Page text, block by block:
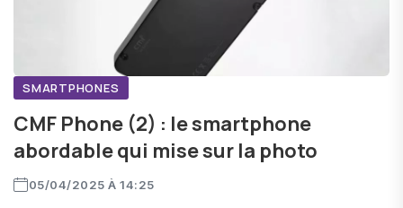
SMARTPHONES
CMF Phone (2) : le smartphone
abordable qui mise sur la photo
05/04/2025 À 14:25